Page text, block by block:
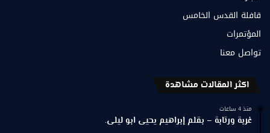
قافلة القدس الخامس
المؤتمرات
تواصل معنا
اكثر المقالات مشاهدة
منذ 4 ساعات
غربة ورتابة – بقلم إبراهيم يحيى ابو ليلى.